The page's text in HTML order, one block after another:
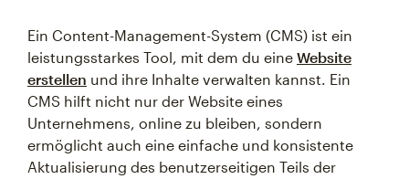
Ein Content-Management-System (CMS) ist ein
leistungsstarkes Tool, mit dem du eine Website
erstellen und ihre Inhalte verwalten kannst. Ein
CMS hilft nicht nur der Website eines
Unternehmens, online zu bleiben, sondern
ermöglicht auch eine einfache und konsistente
Aktualisierung des benutzerseitigen Teils der